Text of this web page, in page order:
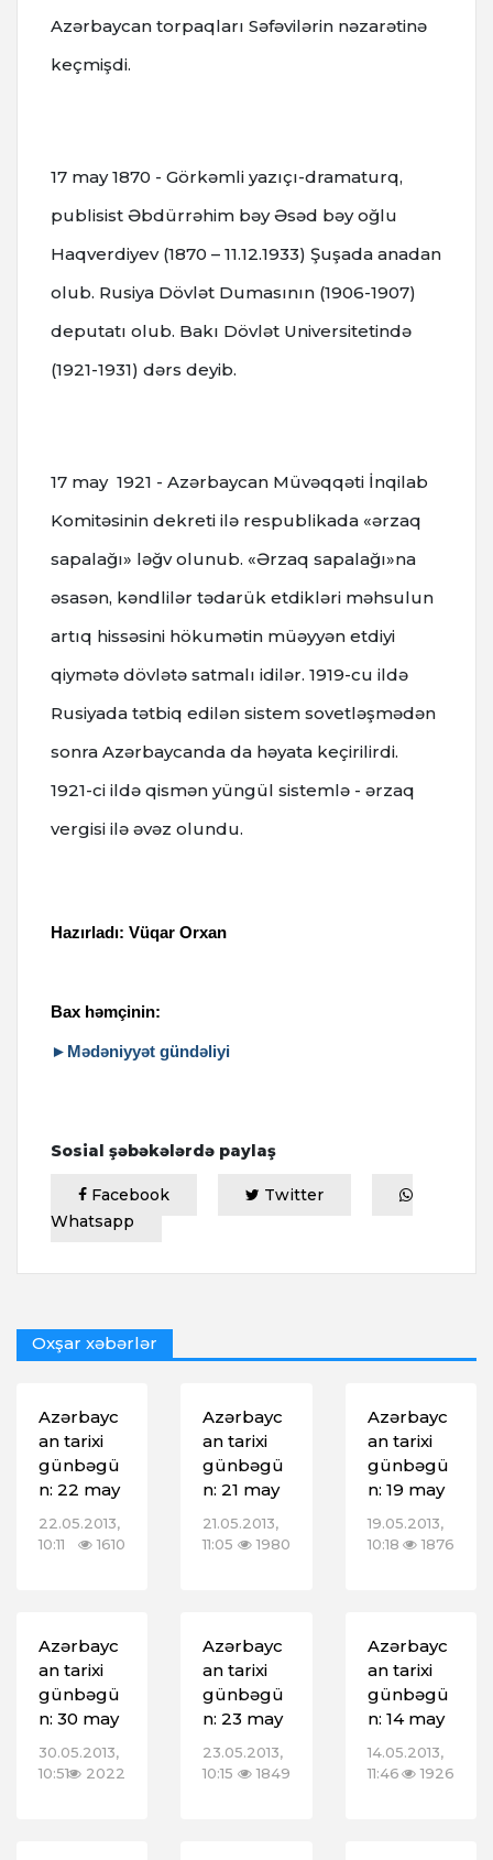
Azərbaycan torpaqları Səfəvilərin nəzarətinə
keçmişdi.
17 may 1870 - Görkəmli yazıçı-dramaturq,
publisist Əbdürrəhim bəy Əsəd bəy oğlu
Haqverdiyev (1870 – 11.12.1933) Şuşada anadan
olub. Rusiya Dövlət Dumasının (1906-1907)
deputatı olub. Bakı Dövlət Universitetində
(1921-1931) dərs deyib.
17 may 1921 - Azərbaycan Müvəqqəti İnqilab
Komitəsinin dekreti ilə respublikada «ərzaq
sapalağı» ləğv olunub. «Ərzaq sapalağı»na
əsasən, kəndlilər tədarük etdikləri məhsulun
artıq hissəsini hökumətin müəyyən etdiyi
qiymətə dövlətə satmalı idilər. 1919-cu ildə
Rusiyada tətbiq edilən sistem sovetləşmədən
sonra Azərbaycanda da həyata keçirilirdi.
1921-ci ildə qismən yüngül sistemlə - ərzaq
vergisi ilə əvəz olundu.
Hazırladı: Vüqar Orxan
Bax həmçinin:
►Mədəniyyət gündəliyi
Sosial şəbəkələrdə paylaş
Facebook
Twitter
Whatsapp
Oxşar xəbərlər
Azərbayc
an tarixi
günbəgü
n: 22 may
22.05.2013,
10:11
1610
Azərbayc
an tarixi
günbəgü
n: 21 may
21.05.2013,
11:05
1980
Azərbayc
an tarixi
günbəgü
n: 19 may
19.05.2013,
10:18
1876
Azərbayc
an tarixi
günbəgü
n: 30 may
30.05.2013,
10:51
2022
Azərbayc
an tarixi
günbəgü
n: 23 may
23.05.2013,
10:15
1849
Azərbayc
an tarixi
günbəgü
n: 14 may
14.05.2013,
11:46
1926